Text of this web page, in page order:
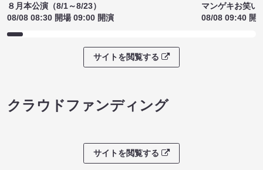
８月本公演（8/1～8/23）
08/08 08:30 開場 09:00 開演
マンゲキお笑い
08/08 09:40 開
サイトを閲覧する
クラウドファンディング
サイトを閲覧する